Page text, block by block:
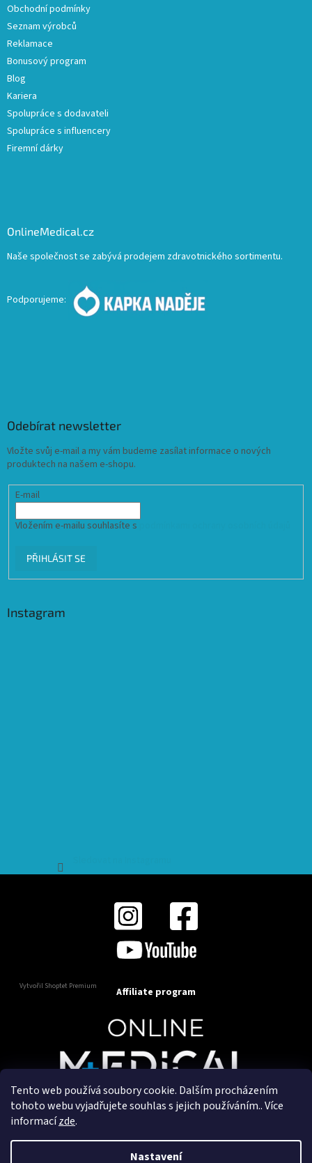
Tento web používá soubory cookie. Dalším procházením
tohoto webu vyjadřujete souhlas s jejich používáním.. Více
informacízde.
Nastavení
Obchodní podmínky
Seznam výrobců
Reklamace
Bonusový program
Blog
Kariera
Spolupráce s dodavateli
Spolupráce s influencery
Firemní dárky
OnlineMedical.cz
Naše společnost se zabývá prodejem zdravotnického sortimentu.
Podporujeme:
Odebírat newsletter
Vložte svůj e-mail a my vám budeme zasílat informace o nových
produktech na našem e-shopu.
E-mail
Vložením e-mailu souhlasíte s
PŘIHLÁSIT SE
Instagram
Vytvořil Shoptet Premium Affiliate program
Copyright 2025OnlineMedical.cz. Všechna práva
Vytvořil a marketingově zajišťuje